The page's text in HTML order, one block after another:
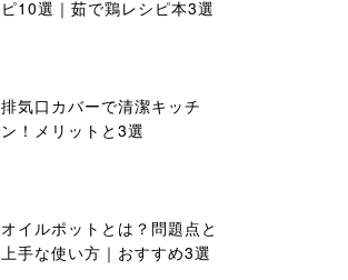
ピ10選｜茹で鶏レシピ本3選
排気口カバーで清潔キッチ
ン！メリットと3選
オイルポットとは？問題点と
上手な使い方｜おすすめ3選